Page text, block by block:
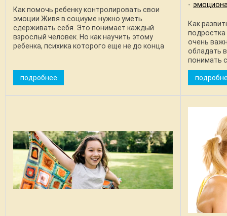
Как помочь ребенку контролировать свои
эмоции Живя в социуме нужно уметь
сдерживать себя. Это понимает каждый
взрослый человек. Но как научить этому
ребенка, психика которого еще не до конца
подробнее
Как
очень
обладать
понимать